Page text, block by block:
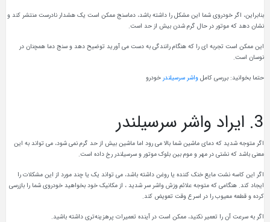
بنابراین، اگر خودروی شما این مشکل را داشته باشد، دماسنج ممکن است یک هشدار نادرست منتشر کند و
نشان دهد که موتور در حال گرم شدن بیش از حد است.
این ممکن است تجربه ای را که هنگام رانندگی به دست می آورید توضیح دهد و سنج دما همچنان در
نوسان است.
حتما بخوانید: بررسی کاملواشر سرسیلندر خودرو
3. ایراد واشر سرسیلندر
اگر متوجه شدید که دمای ماشین شما بالا می رود اما ماشین بیش از حد گرم نمی شود، می تواند به این
معنی باشد که نشتی در مهر و موم بین بلوک موتور و سرسیلندر رخ داده است.
اگر این کاسه نشت مایع خنک کننده یا روغن داشته باشد، می تواند یک یا چند مورد از این مشکلات را
ایجاد کند. هنگامی که متوجه علائم وزش واشر سر شدید ، از مکانیک خود بخواهید خودروی شما را بازرسی
کرده و قطعه معیوب را در اسرع وقت تعویض کند.
اگر به سرعت آن را تعمیر نکنید، ممکن است در آینده تعمیرات پرهزینه‌تری داشته باشید.